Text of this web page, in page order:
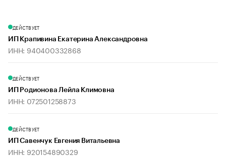
ДЕЙСТВУЕТ
ИП Крапивина Екатерина Александровна
ИНН: 940400332868
ДЕЙСТВУЕТ
ИП Родионова Лейла Климовна
ИНН: 072501258873
ДЕЙСТВУЕТ
ИП Савенчук Евгения Витальевна
ИНН: 920154890329